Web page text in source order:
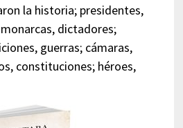
la historia; presidentes,
dictadores;
guerras; cámaras,
constituciones; héroes,